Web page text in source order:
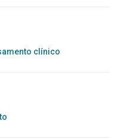
clínico